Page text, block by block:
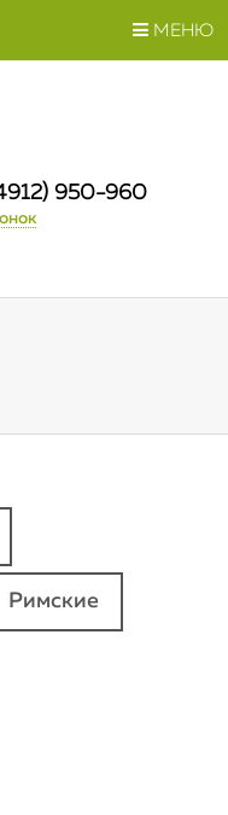
МЕНЮ
950-960
Римские